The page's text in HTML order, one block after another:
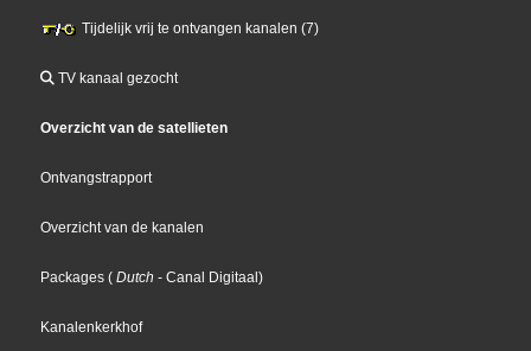
Tijdelijk vrij te ontvangen kanalen (7)
TV kanaal gezocht
Overzicht van de satellieten
Ontvangstrapport
Overzicht van de kanalen
Packages ( Dutch - Canal Digitaal)
Kanalenkerkhof